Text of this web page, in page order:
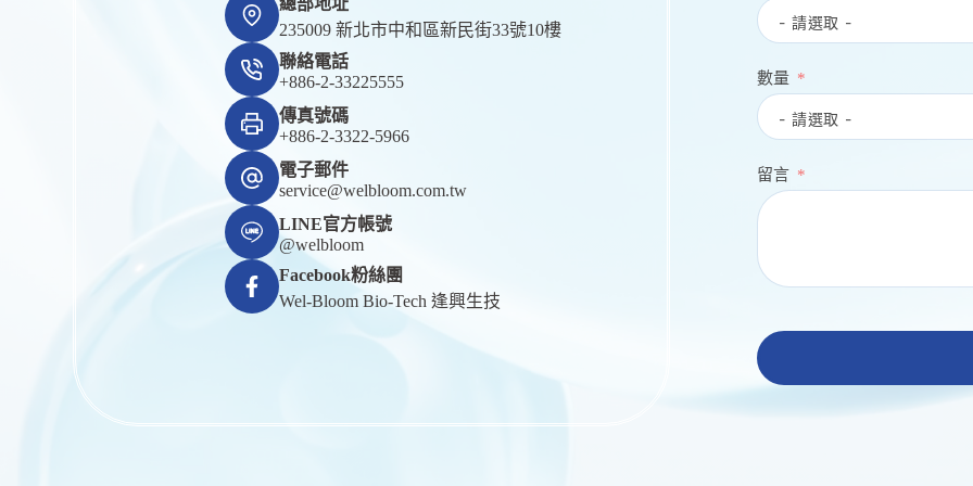
總部地址
235009 新北市中和區新民街33號10樓
聯絡電話
+886-2-33225555
傳真號碼
+886-2-3322-5966
電子郵件
service@welbloom.com.tw
LINE官方帳號
@welbloom
Facebook粉絲團
Wel-Bloom Bio-Tech 逢興生技
數量
留言